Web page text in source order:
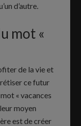
d’autre.
mot «
de la vie et
ce futur
« vacances
moyen
est de créer